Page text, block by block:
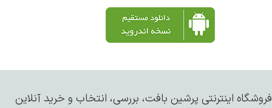
فروشگاه اینترنتی پرشین بافت، بررسی، انتخاب و خرید آنلاین